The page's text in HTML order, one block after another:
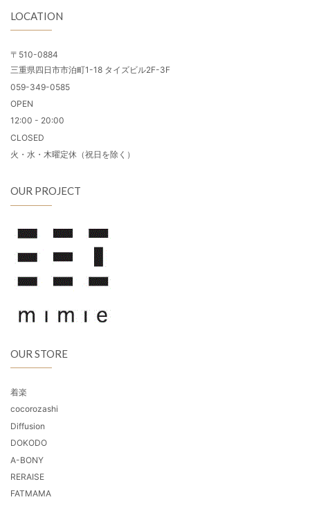
LOCATION
〒510-0884
三重県四日市市泊町1-18 タイズビル2F-3F
059-349-0585
OPEN
12:00 - 20:00
CLOSED
火・水・木曜定休（祝日を除く）
OUR PROJECT
OUR STORE
着楽
cocorozashi
Diffusion
DOKODO
A-BONY
RERAISE
FATMAMA